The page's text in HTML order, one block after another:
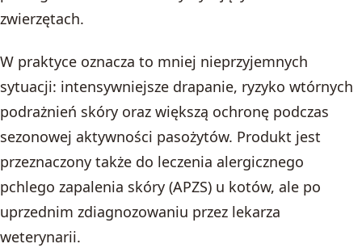
zwierzętach.
W praktyce oznacza to mniej nieprzyjemnych
sytuacji: intensywniejsze drapanie, ryzyko wtórnych
podrażnień skóry oraz większą ochronę podczas
sezonowej aktywności pasożytów. Produkt jest
przeznaczony także do leczenia alergicznego
pchlego zapalenia skóry (APZS) u kotów, ale po
uprzednim zdiagnozowaniu przez lekarza
weterynarii.